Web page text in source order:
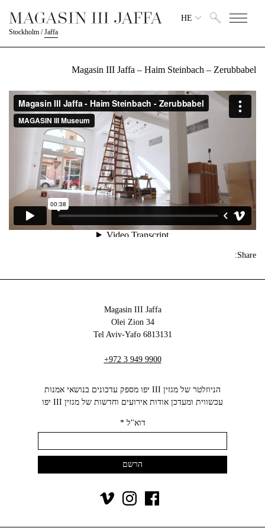
Stockholm /Jaffa
HE
Magasin III Jaffa – Haim Steinbach – Zerubbabel
Share:
Magasin III Jaffa
34 Olei Zion
6813131 Tel Aviv-Yafo
+972 3 949 9900
הניוזלטר של מגזין III יפו מספק עדכונים בנושאי אמנות
עכשווית ומעדכן אודות אירועים וחדשות של מגזין III יפו‬
דוא"ל*